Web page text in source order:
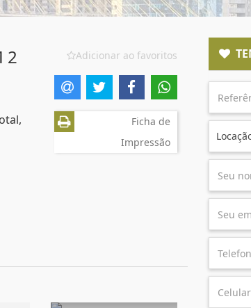
2 Adicionar ao favoritos
Ficha de
Impressão